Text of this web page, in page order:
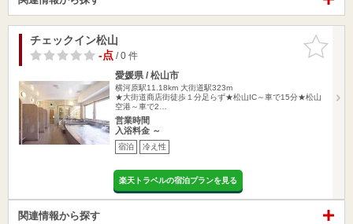
お気に入
りに追加
チェックイン松山
-点/ 0 件
愛媛県 / 松山市
横河原駅11.18km 大街道駅323m
★大街道商店街徒歩１分足らず★松山IC～車で15分★松山
空港～車で2…
営業時間
入浴料金 ～
宿泊 冷え性
楽天トラベルの宿泊プランを見る
関連情報から探す